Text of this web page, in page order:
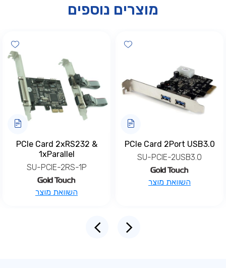
מוצרים נוספים
Add wishlist
PCIe Card 2Port USB3.0
SU-PCIE-2USB3.0
השוואת מוצר
PCIe Card 2xRS232 &
1xParallel
SU-PCIE-2RS-1P
השוואת מוצר